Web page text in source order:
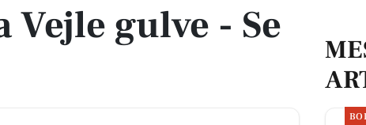
Vejle gulve - Se